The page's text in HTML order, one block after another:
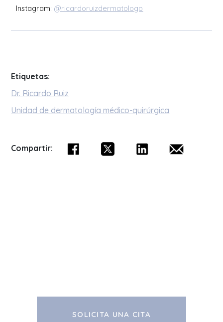
Instagram: @ricardoruizdermatologo
Etiquetas:
Dr. Ricardo Ruiz
Unidad de dermatología médico-quirúrgica
Compartir:
SOLICITA UNA CITA